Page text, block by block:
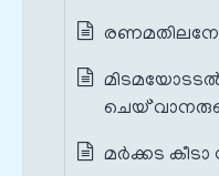
മര്‍ക്കട കീടാ